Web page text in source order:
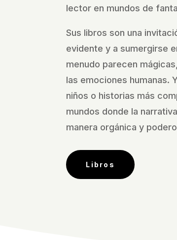
lector en mundos de
Sus libros son una
evidente y a sumergirse
menudo parecen
las emociones humanas.
niños o historias más
mundos donde la
manera orgánica y
Libros